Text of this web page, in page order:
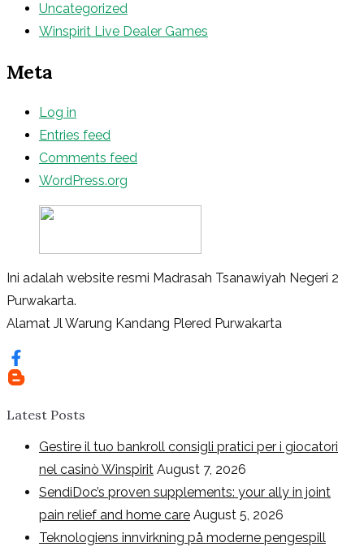
Uncategorized
Winspirit Live Dealer Games
Meta
Log in
Entries feed
Comments feed
WordPress.org
Ini adalah website resmi Madrasah Tsanawiyah Negeri 2
Purwakarta.
Alamat Jl Warung Kandang Plered Purwakarta
Latest Posts
Gestire il tuo bankroll consigli pratici per i giocatori
nel casinò Winspirit August 7, 2026
SendiDoc’s proven supplements: your ally in joint
pain relief and home care August 5, 2026
Teknologiens innvirkning på moderne pengespill